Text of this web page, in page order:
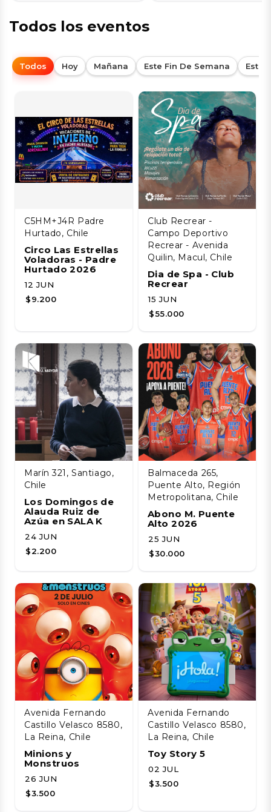
Todos los eventos
Todos Hoy Mañana Este Fin De Semana Esta
C5HM+J4R Padre
Hurtado, Chile
Circo Las Estrellas
Voladoras - Padre
Hurtado 2026
12 JUN
$9.200
Club Recrear -
Campo Deportivo
Recrear - Avenida
Quilin, Macul, Chile
Dia de Spa - Club
Recrear
15 JUN
$55.000
Marín 321, Santiago,
Chile
Los Domingos de
Alauda Ruiz de
Azúa en SALA K
24 JUN
$2.200
Balmaceda 265,
Puente Alto, Región
Metropolitana, Chile
Abono M. Puente
Alto 2026
25 JUN
$30.000
Avenida Fernando
Castillo Velasco 8580,
La Reina, Chile
Minions y
Monstruos
26 JUN
$3.500
Avenida Fernando
Castillo Velasco 8580,
La Reina, Chile
Toy Story 5
02 JUL
$3.500